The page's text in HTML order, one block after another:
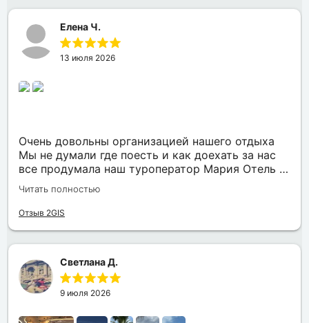
Елена Ч.
13 июля 2026
Очень довольны организацией нашего отдыха
Мы не думали где поесть и как доехать за нас
все продумала наш туроператор Мария Отель в
котором мы жили находится в тихом месте в
шаговой доступности большое количество
достопримечательностей и мест где можно
Читать полностью
Отзыв 2GIS
Светлана Д.
9 июля 2026